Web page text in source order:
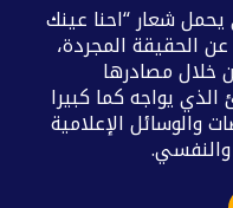
شعار “احنا عينك
الحقيقة المجردة،
خلال مصادرها
يواجه كما كبيرا
والوسائل الإعلامية
والنفسي.